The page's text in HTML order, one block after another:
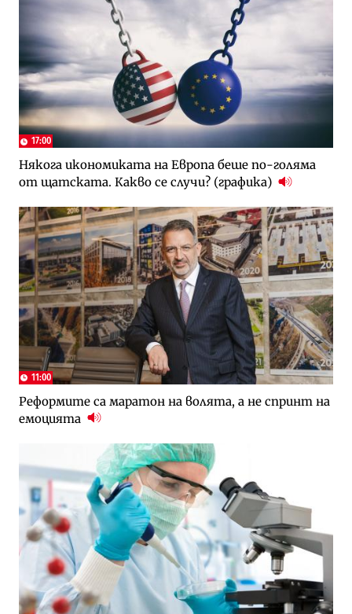
17:00
Някога икономиката на Европа беше по-голяма
от щатската. Какво се случи? (графика)
11:00
Реформите са маратон на волята, а не спринт на
емоцията